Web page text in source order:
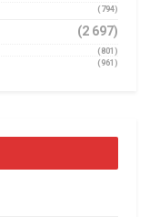
(794)
(2 697)
(801)
(961)